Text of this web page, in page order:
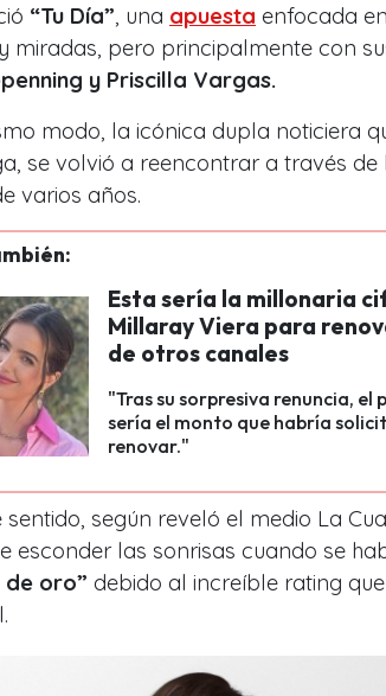
“Tu Día” , una apuesta enfocada
miradas, pero principalmente con
y Priscilla Vargas.
modo, la icónica dupla noticiera
, se volvió a reencontrar a través
varios años.
Esta sería la millonaria
Millaray Viera para
de otros canales
"Tras su sorpresiva renuncia,
sería el monto que habría
renovar."
sentido, según reveló el medio La
esconder las sonrisas cuando se
de oro” debido al increíble rating